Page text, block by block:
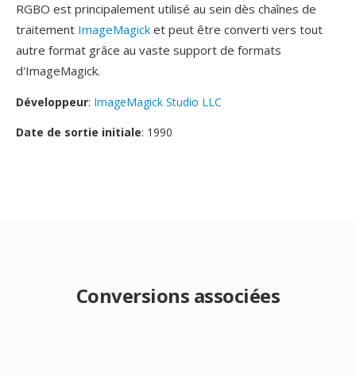
RGBO est principalement utilisé au sein dès chaînes de
traitement ImageMagick et peut être converti vers tout
autre format grâce au vaste support de formats
d'ImageMagick.
Développeur: ImageMagick Studio LLC
Date de sortie initiale: 1990
Conversions associées